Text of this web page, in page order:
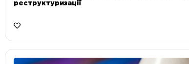
реструктуризації